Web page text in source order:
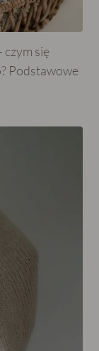
- czym się
Podstawowe